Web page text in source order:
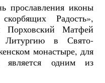
прославления иконы
Радость»,
Порховский Матфей
Литургию в Свято-
монастыре, для
является одним из